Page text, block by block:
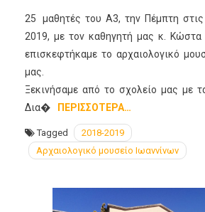
25 μαθητές του Α3, την Πέμπτη στις
2019, με τον καθηγητή μας κ. Κώστα
επισκεφτήκαμε το αρχαιολογικό
μας.
Ξεκινήσαμε από το σχολείο μας με
Δια�
ΠΕΡΙΣΣΌΤΕΡΑ…
Tagged
2018-2019
Αρχαιολογικό μουσείο Ιωαννίνων